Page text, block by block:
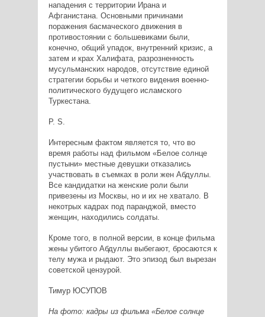
нападения с территории Ирана и
Афганистана. Основными причинами
поражения басмаческого движения в
противостоянии с большевиками были,
конечно, общий упадок, внутренний кризис, а
затем и крах Халифата, разрозненность
мусульманских народов, отсутствие единой
стратегии борьбы и четкого видения военно-
политического будущего исламского
Туркестана.
P. S.
Интересным фактом является то, что во
время работы над фильмом «Белое солнце
пустыни» местные девушки отказались
участвовать в съемках в роли жен Абдуллы.
Все кандидатки на женские роли были
привезены из Москвы, но и их не хватало. В
некотрых кадрах под паранджой, вместо
женщин, находились солдаты.
Кроме того, в полной версии, в конце фильма
жены убитого Абдуллы выбегают, бросаются к
телу мужа и рыдают. Это эпизод был вырезан
советской цензурой.
Тимур ЮСУПОВ
На фото: кадры из фильма «Белое солнце